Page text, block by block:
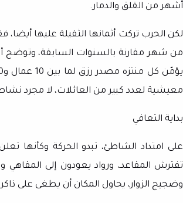
أشهر من القلق والدمار.
لكن الحرب تركت أثمانها الثقيلة عليها
معيشية لعدد كبير من العائلات، لا مجرد
بداية التعافي
على امتداد الشاطئ، تبدو الحركة وكأنها
تفترش المقاعد، ورواد يعودون إلى المقاهي
وضجيج الزوار، يحاول المكان أن يطغى على